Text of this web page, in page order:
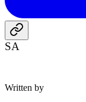
SA
Written by